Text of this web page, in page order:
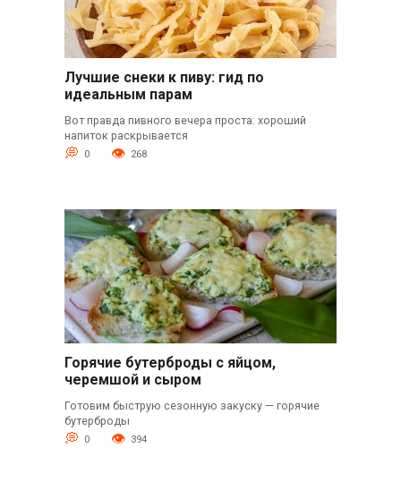
Лучшие снеки к пиву: гид по
идеальным парам
Вот правда пивного вечера проста: хороший
напиток раскрывается
0 268
Горячие бутерброды с яйцом,
черемшой и сыром
Готовим быструю сезонную закуску — горячие
бутерброды
0 394